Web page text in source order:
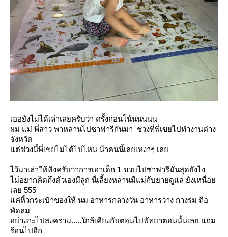
เออยังไม่ได้เล่าเลยครับว่า ครั้งก่อนโน้นนนนน
ผม แม่ พี่สาว พาหลานไปซาฟารีกันมา ช่วงที่พี่เขยไปทำงานต่าง
จังหวัด
ต่ช่วงนี้พี่เขยไม่ได้ไปไหน น้าคนนี้เลยเหงาๆ เล
ไว้มาเล่าให้ฟังครับว่าการเอาเด็ก 1 ขวบไปซาฟารีมันสุดยังไง
ไม่อยากคิดถึงตัวเองมีลูก นี่เลี้ยงหลานมีแม่กับยายดูแล ยังเหนื่อ
เลย 555
ค่หิ้วกระเป๋าของให้ นม อาหารกลางวัน อาหารว่าง กางร่ม ถือ
พัดลม
อย่างกะไปสงคราม.....ใกล้เคียงกับตอนไปพัทยาตอนนั้นเลย แถม
ร้อนไปอีก